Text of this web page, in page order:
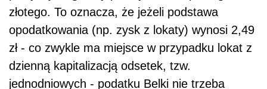
złotego. To oznacza, że jeżeli podstawa
opodatkowania (np. zysk z lokaty) wynosi 2,49
zł - co zwykle ma miejsce w przypadku lokat z
dzienną kapitalizacją odsetek, tzw.
jednodniowych - podatku Belki nie trzeba